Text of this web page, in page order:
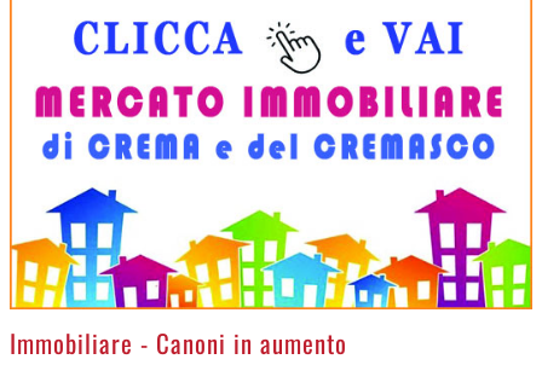
>Immobiliare - Canoni in aumento